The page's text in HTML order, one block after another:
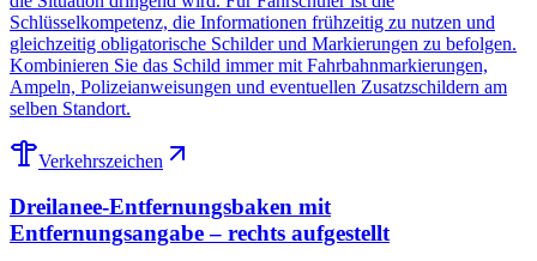
Schlüsselkompetenz, die Informationen frühzeitig zu nutzen und
gleichzeitig obligatorische Schilder und Markierungen zu befolgen.
Kombinieren Sie das Schild immer mit Fahrbahnmarkierungen,
Ampeln, Polizeianweisungen und eventuellen Zusatzschildern am
selben Standort.
Verkehrszeichen
Dreilanee-Entfernungsbaken mit
Entfernungsangabe – rechts aufgestellt